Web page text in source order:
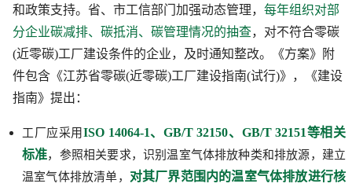
和政策支持。省、市工信部门加强动态管理， 每年组织对部
分企业碳减排、碳抵消、碳管理情况的抽查，对不符合零碳
(近零碳)工厂建设条件的企业，及时通知整改。《方案》附
件包含《江苏省零碳(近零碳)工厂建设指南(试行)》，《建设
指南》提出：
工厂应采用ISO 14064-1、GB/T 32150、GB/T 32151等相关
标准，参照相关要求，识别温室气体排放种类和排放源，建立
温室气体排放清单， 对其厂界范围内的温室气体排放进行核